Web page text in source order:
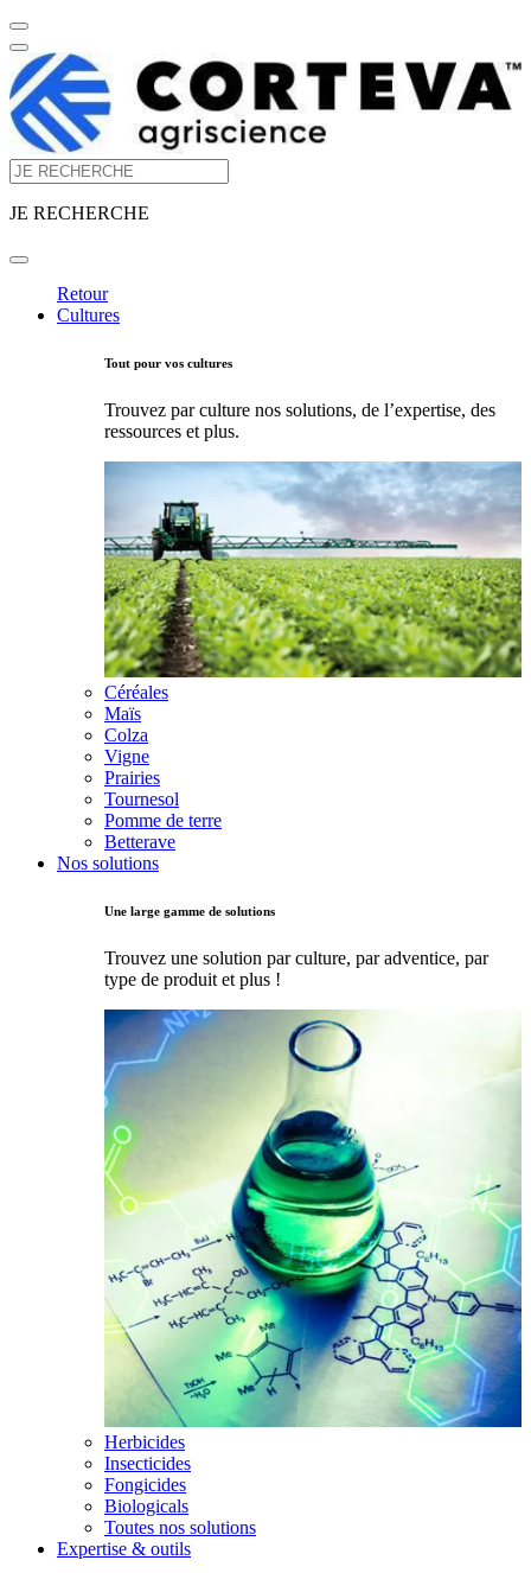
JE RECHERCHE
Retour
Cultures
Tout pour vos cultures
Trouvez par culture nos solutions, de l’expertise, des
ressources et plus.
Céréales
Maïs
Colza
Vigne
Prairies
Tournesol
Pomme de terre
Betterave
Nos solutions
Une large gamme de solutions
Trouvez une solution par culture, par adventice, par
type de produit et plus !
Herbicides
Insecticides
Fongicides
Biologicals
Toutes nos solutions
Expertise & outils